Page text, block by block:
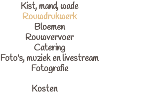
Kist, mand, wade
Rouwdrukwerk
Bloemen
Rouwvervoer
Catering
Foto's, muziek en livestream
Fotografie
Kosten